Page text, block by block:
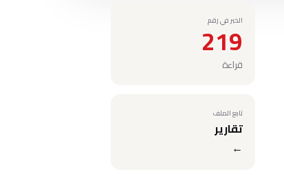
الخبر في رقم
219
قراءة
تابع الملف
تقارير
←